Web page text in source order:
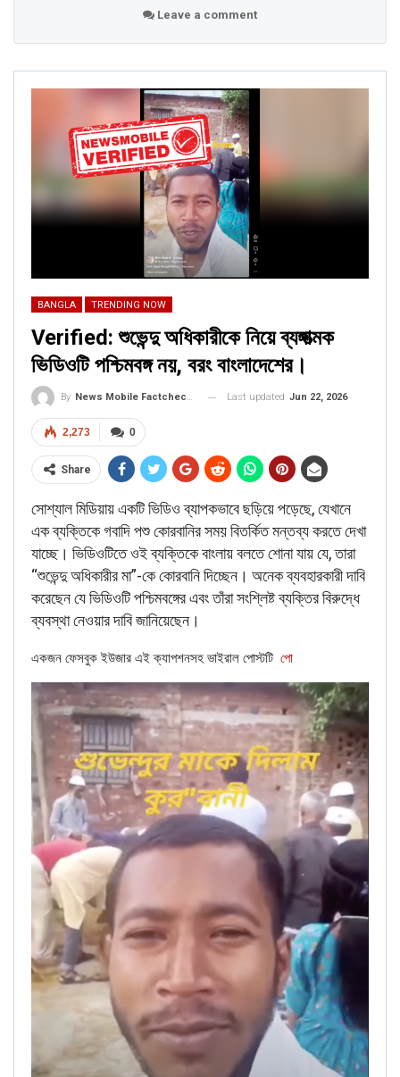
Leave a comment
BANGLA TRENDING NOW
Verified: শুভেন্দু অধিকারীকে নিয়ে ব্যঙ্গাত্মক
ভিডিওটি পশ্চিমবঙ্গ নয়, বরং বাংলাদেশের।
By News Mobile Factcheck Bureau Last updated Jun 22, 2026
0
2,273
Share
সোশ্যাল মিডিয়ায় একটি ভিডিও ব্যাপকভাবে ছড়িয়ে পড়েছে, যেখানে
এক ব্যক্তিকে গবাদি পশু কোরবানির সময় বিতর্কিত মন্তব্য করতে দেখা
যাচ্ছে। ভিডিওটিতে ওই ব্যক্তিকে বাংলায় বলতে শোনা যায় যে, তারা
“শুভেন্দু অধিকারীর মা”-কে কোরবানি দিচ্ছেন। অনেক ব্যবহারকারী দাবি
করেছেন যে ভিডিওটি পশ্চিমবঙ্গের এবং তাঁরা সংশ্লিষ্ট ব্যক্তির বিরুদ্ধে
ব্যবস্থা নেওয়ার দাবি জানিয়েছেন।
একজন ফেসবুক ইউজার এই ক্যাপশনসহ ভাইরাল পোস্টটি পো